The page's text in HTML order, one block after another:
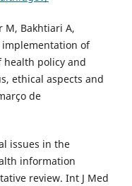
M, Bakhtiari A,
of
policy and
ethical aspects and
de
issues in the
information
review. Int J Med